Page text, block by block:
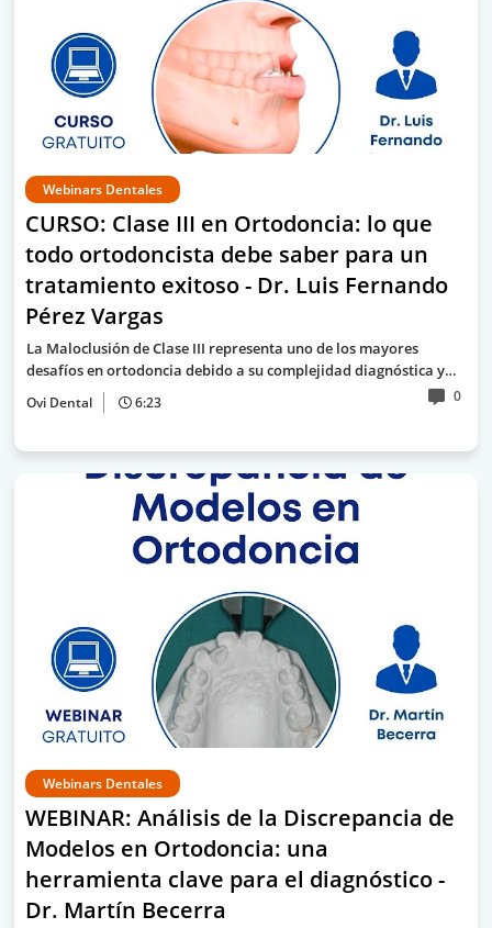
Webinars Dentales
CURSO: Clase III en Ortodoncia: lo que
todo ortodoncista debe saber para un
tratamiento exitoso - Dr. Luis Fernando
Pérez Vargas
La Maloclusión de Clase III representa uno de los mayores
desafíos en ortodoncia debido a su complejidad diagnóstica y…
Ovi Dental 6:23 0
Webinars Dentales
WEBINAR: Análisis de la Discrepancia de
Modelos en Ortodoncia: una
herramienta clave para el diagnóstico -
Dr. Martín Becerra